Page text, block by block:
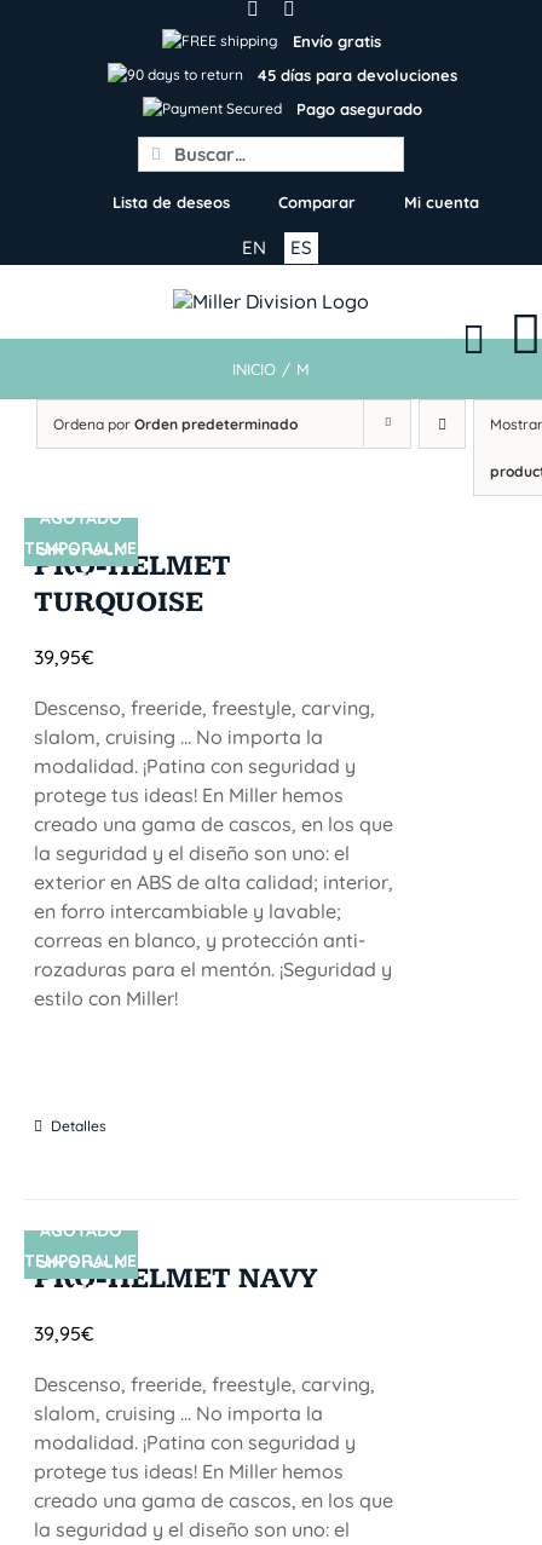
Envío gratis
45 días para devoluciones
Pago asegurado
Search
for:
Lista de deseos Comparar Mi cuenta
ES
EN
INICIO / M
Ordena por Orden predeterminado
SIN STOCK
AGOTADO
TEMPORALME
NTE
PRO-HELMET
TURQUOISE
39,95€
Descenso, freeride, freestyle, carving,
slalom, cruising ... No importa la
modalidad. ¡Patina con seguridad y
protege tus ideas! En Miller hemos
creado una gama de cascos, en los que
la seguridad y el diseño son uno: el
exterior en ABS de alta calidad; interior,
en forro intercambiable y lavable;
correas en blanco, y protección anti-
rozaduras para el mentón. ¡Seguridad y
estilo con Miller!
Detalles
SIN STOCK
AGOTADO
TEMPORALME
NTE
PRO-HELMET NAVY
39,95€
Descenso, freeride, freestyle, carving,
slalom, cruising ... No importa la
modalidad. ¡Patina con seguridad y
protege tus ideas! En Miller hemos
creado una gama de cascos, en los que
la seguridad y el diseño son uno: el